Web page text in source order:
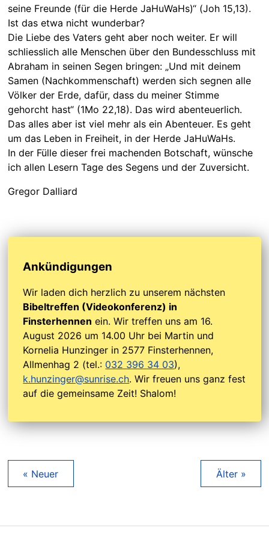
seine Freunde (für die Herde JaHuWaHs)“ (Joh 15,13).
Ist das etwa nicht wunderbar?
Die Liebe des Vaters geht aber noch weiter. Er will
schliesslich alle Menschen über den Bundesschluss mit
Abraham in seinen Segen bringen: „Und mit deinem
Samen (Nachkommenschaft) werden sich segnen alle
Völker der Erde, dafür, dass du meiner Stimme
gehorcht hast“ (1Mo 22,18). Das wird abenteuerlich.
Das alles aber ist viel mehr als ein Abenteuer. Es geht
um das Leben in Freiheit, in der Herde JaHuWaHs.
In der Fülle dieser frei machenden Botschaft, wünsche
ich allen Lesern Tage des Segens und der Zuversicht.
Gregor Dalliard
Ankündigungen
Wir laden dich herzlich zu unserem nächsten
Bibeltreffen (Videokonferenz) in
Finsterhennen ein. Wir treffen uns am 16.
August 2026 um 14.00 Uhr bei Martin und
Kornelia Hunzinger in 2577 Finsterhennen,
Allmenhag 2 (tel.: 032 396 34 03),
k.hunzinger@sunrise.ch. Wir freuen uns ganz fest
auf die gemeinsame Zeit! Shalom!
« Neuer Älter »